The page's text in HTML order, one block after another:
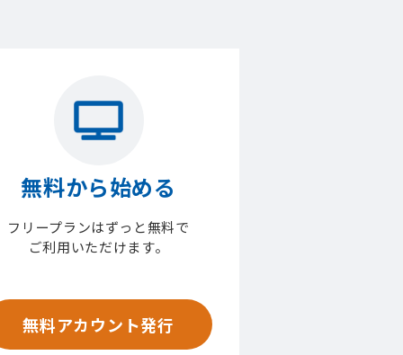
無料から始める
フリープランはずっと無料で
ご利用いただけます。
無料アカウント発行